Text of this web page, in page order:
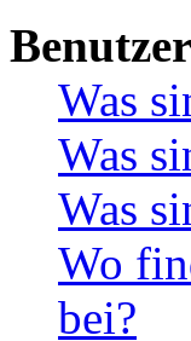
Was
Was
Was
Wo
bei?